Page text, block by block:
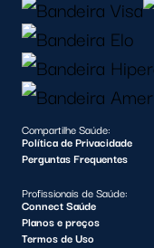
Compartilhe Saúde:
Política de Privacidade
Perguntas Frequentes
Profissionais de Saúde:
Connect Saúde
Planos e preços
Termos de Uso